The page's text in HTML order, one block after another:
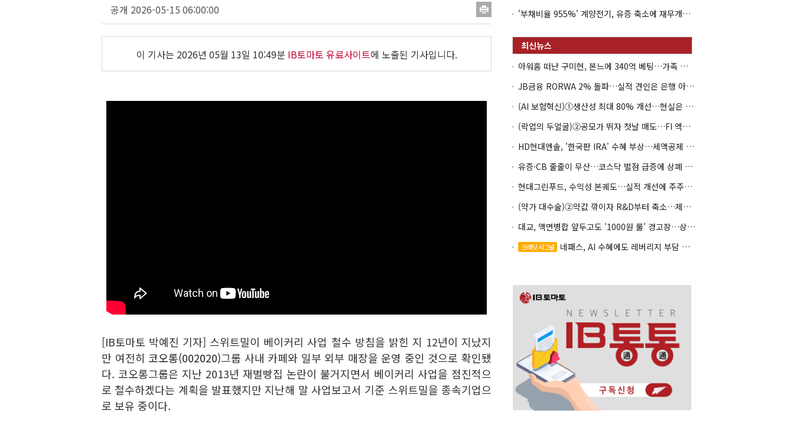
공개 2026-05-15 06:00:00
이 기사는 2026년 05월 13일 10:49분 IB토마토 유료사이트에 노출된 기사입니다.
[IB토마토 박예진 기자] 스위트밀이 베이커리 사업 철수 방침을 밝힌 지 12년이 지났지
만 여전히 코오롱(002020)그룹 사내 카페와 일부 외부 매장을 운영 중인 것으로 확인됐
다. 코오롱그룹은 지난 2013년 재벌빵집 논란이 불거지면서 베이커리 사업을 점진적으
로 철수하겠다는 계획을 발표했지만 지난해 말 사업보고서 기준 스위트밀을 종속기업으
로 보유 중이다.
'부채비율 955%' 계양전기, 유증 축소에 재무개선 효과 '뚝'
아워홈 떠난 구미현, 본느에 340억 베팅…가족 지배체제 구축
JB금융 RORWA 2% 돌파…실적 견인은 은행 아닌 캐피탈
(AI 보험혁신)①생산성 최대 80% 개선…현실은 '실행 격차'
(락업의 두얼굴)②공모가 뛰자 첫날 매도…FI 엑시트 전략 갈렸다
HD현대엔솔, '한국판 IRA' 수혜 부상…세액공제 선택이 변수
유증·CB 줄줄이 무산…코스닥 벌점 급증에 상폐 압박
현대그린푸드, 수익성 본궤도…실적 개선에 주주환원까지
(약가 대수술)②약값 깎이자 R&D부터 축소…제약업계 비상경영 돌입
대교, 액면병합 앞두고도 '1000원 룰' 경고장…상장유지 시험대
크레딧 시그널 네패스, AI 수혜에도 레버리지 부담 여전